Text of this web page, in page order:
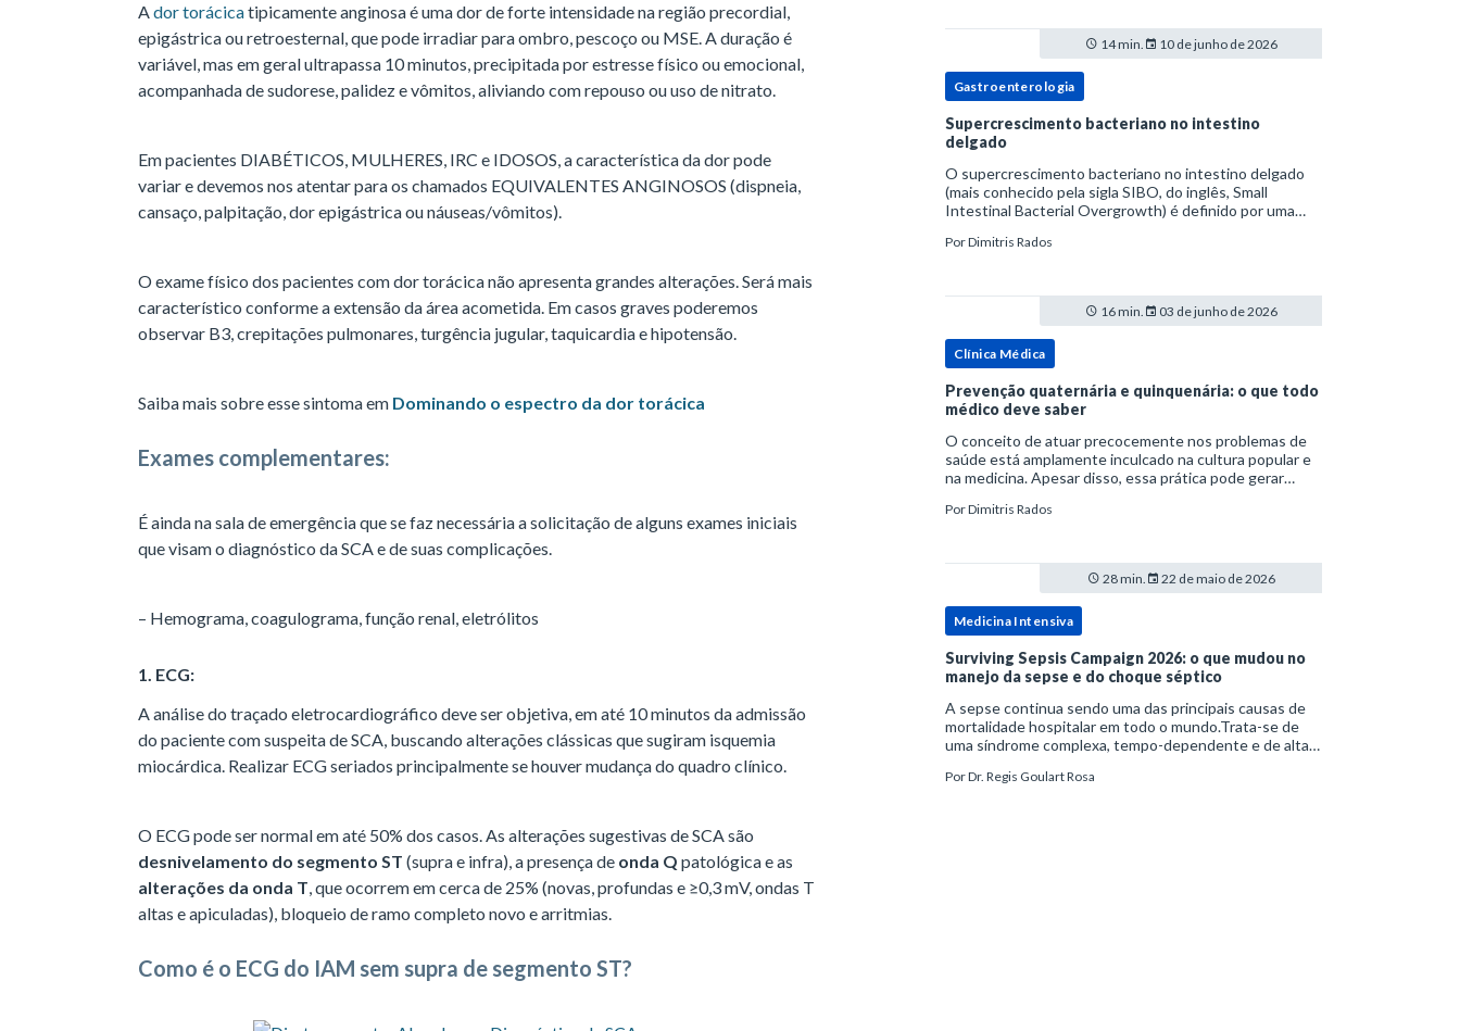
Ador torácicatipicamente anginosa é uma dor de forte intensidade na região precordial,
epigástrica ou retroesternal, que pode irradiar para ombro, pescoço ou MSE. A duração é
variável, mas em geral ultrapassa 10 minutos, precipitada por estresse físico ou emocional,
acompanhada de sudorese, palidez e vômitos, aliviando com repouso ou uso de nitrato.
Em pacientes DIABÉTICOS, MULHERES, IRC e IDOSOS, a característica da dor pode
variar e devemos nos atentar para os chamados EQUIVALENTES ANGINOSOS (dispneia,
cansaço, palpitação, dor epigástrica ou náuseas/vômitos).
O exame físico dos pacientes com dor torácica não apresenta grandes alterações. Será mais
característico conforme a extensão da área acometida. Em casos graves poderemos
observar B3, crepitações pulmonares, turgência jugular, taquicardia e hipotensão.
Saiba mais sobre esse sintoma em Dominando o espectro da dor torácica
Exames complementares:
É ainda na sala de emergência que se faz necessária a solicitação de alguns exames iniciais
que visam o diagnóstico da SCA e de suas complicações.
– Hemograma, coagulograma, função renal, eletrólitos
1. ECG:
A análise do traçado eletrocardiográfico deve ser objetiva, em até 10 minutos da admissão
do paciente com suspeita de SCA, buscando alterações clássicas que sugiram isquemia
miocárdica. Realizar ECG seriados principalmente se houver mudança do quadro clínico.
O ECG pode ser normal em até 50% dos casos. As alterações sugestivas de SCA são
desnivelamento do segmento ST (supra e infra), a presença de onda Q patológica e as
alterações da onda T, que ocorrem em cerca de 25% (novas, profundas e ≥0,3 mV, ondas T
altas e apiculadas), bloqueio de ramo completo novo e arritmias.
Como é o ECG do IAM sem supra de segmento ST?
14 min. 10 de junho de 2026
Gastroenterologia
Supercrescimento bacteriano no intestino
delgado
O supercrescimento bacteriano no intestino delgado
(mais conhecido pela sigla SIBO, do inglês, Small
Intestinal Bacterial Overgrowth) é definido por uma
específica de disbiose do trato digestivo. P
PorDimitris Rados
16 min. 03 de junho de 2026
Clínica Médica
Prevenção quaternária e quinquenária: o que todo
médico deve saber
O conceito de atuar precocemente nos problemas de
saúde está amplamente inculcado na cultura popular e
na medicina. Apesar disso, essa prática pode gerar
tratamentos podem advir de prevenção excessiva
PorDimitris Rados
28 min. 22 de maio de 2026
Medicina Intensiva
Surviving Sepsis Campaign 2026: o que mudou no
manejo da sepse e do choque séptico
A sepse continua sendo uma das principais causas de
mortalidade hospitalar em todo o mundo.Trata-se de
uma síndrome complexa, tempo-dependente e de alta
manejo estruturado são determinantes para o desfe
PorDr. Regis Goulart Rosa